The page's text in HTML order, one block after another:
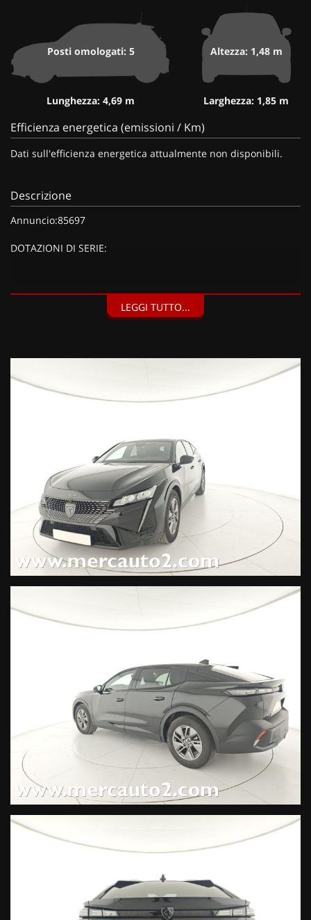
Posti omologati: 5
Lunghezza: 4,69 m
Altezza: 1,48 m
Larghezza: 1,85 m
Efficienza energetica (emissioni / Km)
Dati sull'efficienza energetica attualmente non disponibili.
Descrizione
Annuncio:85697
DOTAZIONI DI SERIE:
Kit riparazione pneumatici (15 EUR), Sensori di parcheggio
Visiopark 360° (4 telecamere), Pack Drive Assist + Rear Traffic
Detection Pack, 360 Vision Pack (1200 EUR), Vernice
metallizzata Nero Perla (900 EUR),
LEGGI TUTTO...